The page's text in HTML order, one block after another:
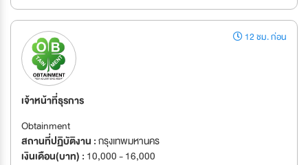
12 ชม. ก่อน
เจ้าหน้าที่ธุรการ
Obtainment
สถานที่ปฏิบัติงาน :กรุงเทพมหานคร
เงินเดือน(บาท) : 10,000 - 16,000